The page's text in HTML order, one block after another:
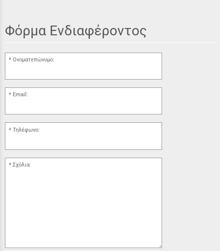
Φόρμα Ενδιαφέροντος
Ονοματεπώνυμο:
Email:
Τηλέφωνο:
Σχόλια: